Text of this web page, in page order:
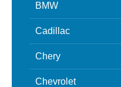
BMW
Cadillac
Chery
Chevrolet